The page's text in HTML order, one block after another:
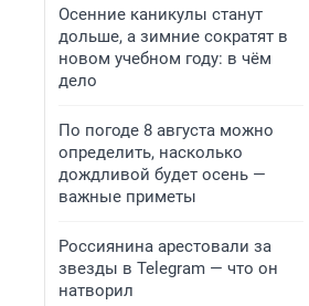
Осенние каникулы станут
дольше, а зимние сократят в
новом учебном году: в чём
дело
По погоде 8 августа можно
определить, насколько
дождливой будет осень —
важные приметы
Россиянина арестовали за
звезды в Telegram — что он
натворил